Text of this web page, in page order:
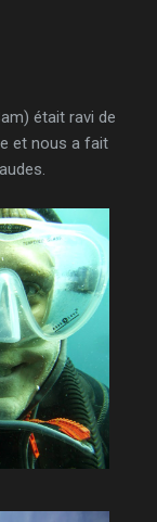
était ravi de
et nous a fait